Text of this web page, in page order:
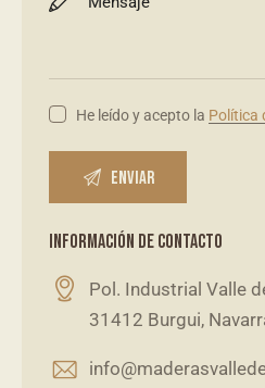
He leído y acepto la Política
INFORMACIÓN DE CONTACTO
Pol. Industrial Valle
31412 Burgui,